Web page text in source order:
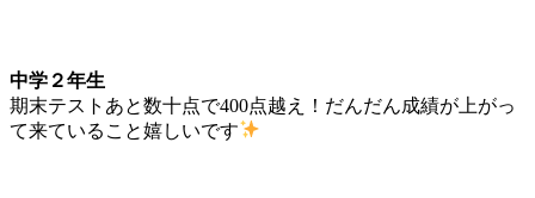
中学２年生
期末テストあと数十点で400点越え！だんだん成績が上がっ
て来ていること嬉しいです